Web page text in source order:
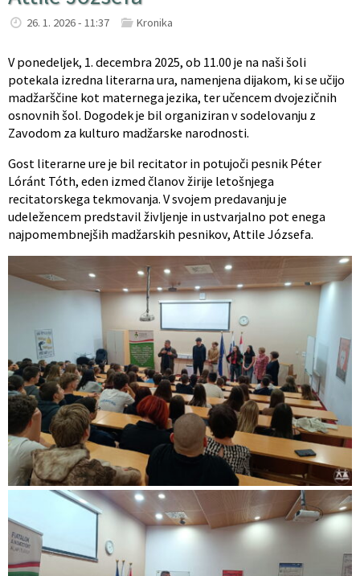
26. 1. 2026 - 11:37 Kronika
V ponedeljek, 1. decembra 2025, ob 11.00 je na naši šoli
potekala izredna literarna ura, namenjena dijakom, ki se učijo
madžarščine kot maternega jezika, ter učencem dvojezičnih
osnovnih šol. Dogodek je bil organiziran v sodelovanju z
Zavodom za kulturo madžarske narodnosti.
Gost literarne ure je bil recitator in potujoči pesnik Péter
Lóránt Tóth, eden izmed članov žirije letošnjega
recitatorskega tekmovanja. V svojem predavanju je
udeležencem predstavil življenje in ustvarjalno pot enega
najpomembnejših madžarskih pesnikov, Attile Józsefa.